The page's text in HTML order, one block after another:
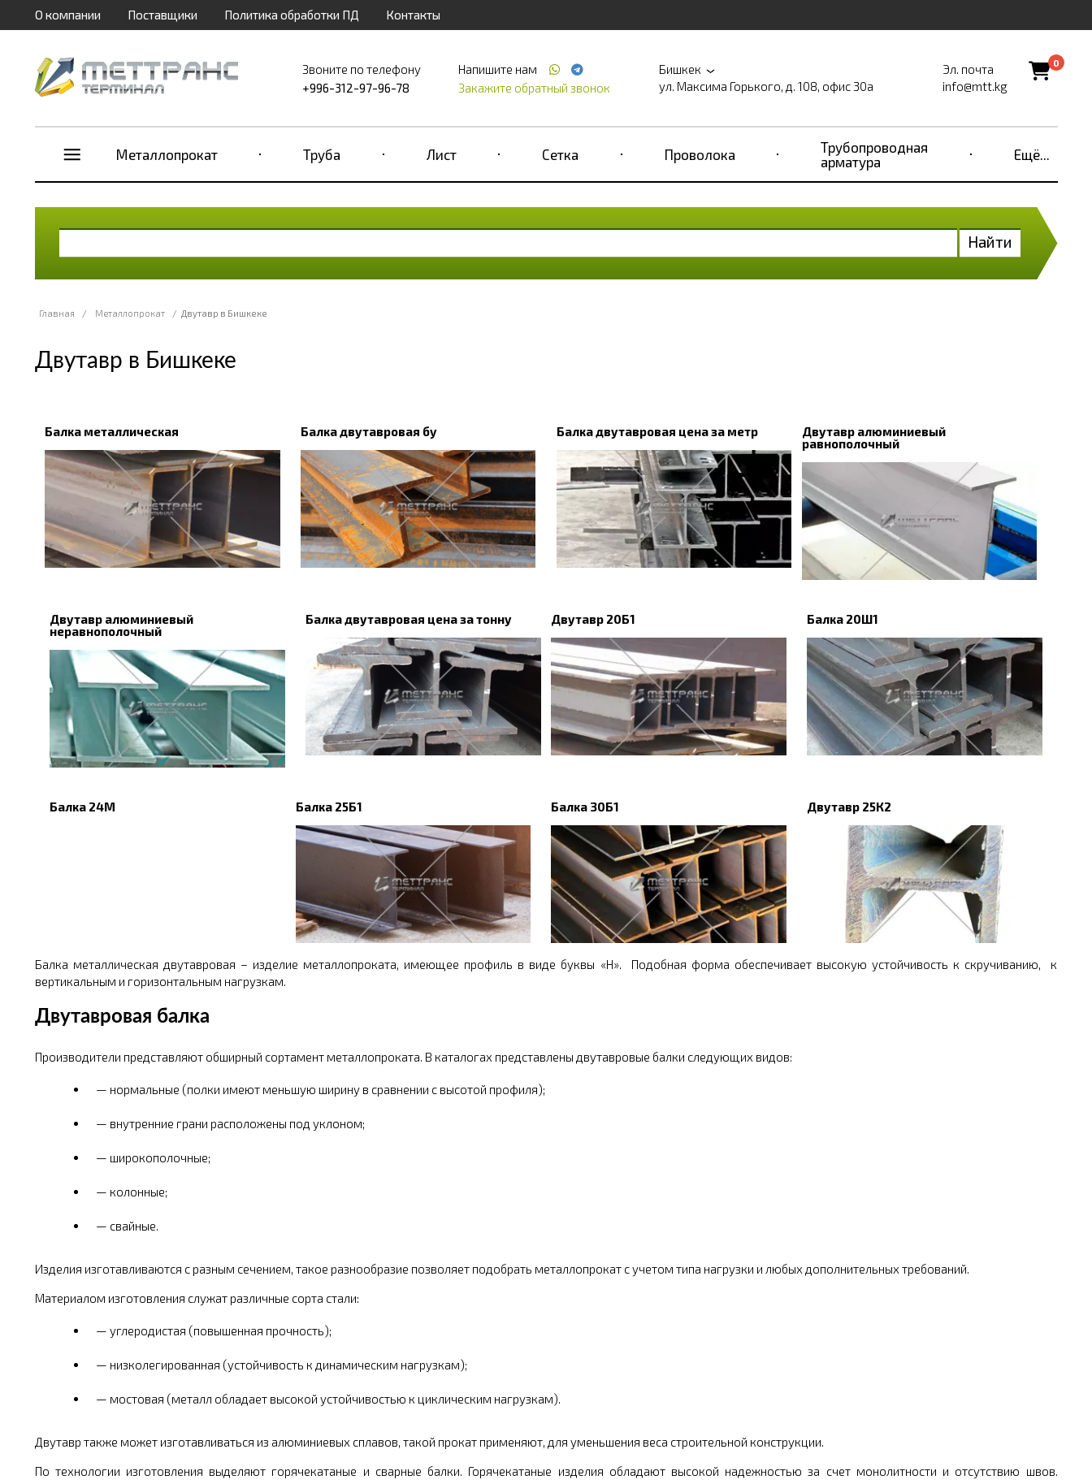
О компании Поставщики Политика обработки ПД Контакты
Звоните по телефону
+996-312-97-96-78
Напишите нам
Закажите обратный звонок
Бишкек
ул. Максима Горького, д. 108, офис 30а
Эл. почта
info@mtt.kg
0
Металлопрокат Труба Лист Сетка Проволока
Трубопроводная
арматура
Ещё...
Найти
Главная / Металлопрокат / Двутавр в Бишкеке
Двутавр в Бишкеке
Балка металлическая Балка двутавровая бу Балка двутавровая цена за метр
Двутавр алюминиевый
равнополочный
Двутавр алюминиевый
неравнополочный
Балка двутавровая цена за тонну Двутавр 20Б1 Балка 20Ш1
Балка 24М Балка 25Б1 Балка 30Б1 Двутавр 25К2
Балка металлическая двутавровая – изделие металлопроката, имеющее профиль в виде буквы «Н». Подобная форма обеспечивает высокую устойчивость к скручиванию, к
вертикальным и горизонтальным нагрузкам.
Двутавровая балка
Производители представляют обширный сортамент металлопроката. В каталогах представлены двутавровые балки следующих видов:
нормальные (полки имеют меньшую ширину в сравнении с высотой профиля);
внутренние грани расположены под уклоном;
широкополочные;
колонные;
свайные.
Изделия изготавливаются с разным сечением, такое разнообразие позволяет подобрать металлопрокат с учетом типа нагрузки и любых дополнительных требований.
Материалом изготовления служат различные сорта стали:
углеродистая (повышенная прочность);
низколегированная (устойчивость к динамическим нагрузкам);
мостовая (металл обладает высокой устойчивостью к циклическим нагрузкам).
Двутавр также может изготавливаться из алюминиевых сплавов, такой прокат применяют, для уменьшения веса строительной конструкции.
По технологии изготовления выделяют горячекатаные и сварные балки. Горячекатаные изделия обладают высокой надежностью за счет монолитности и отсутствию швов.